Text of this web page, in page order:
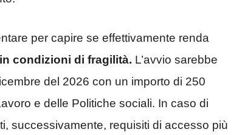
per capire se effettivamente renda
condizioni di fragilità. L’avvio sarebbe
del 2026 con un importo di 250
e delle Politiche sociali. In caso di
successivamente, requisiti di accesso più